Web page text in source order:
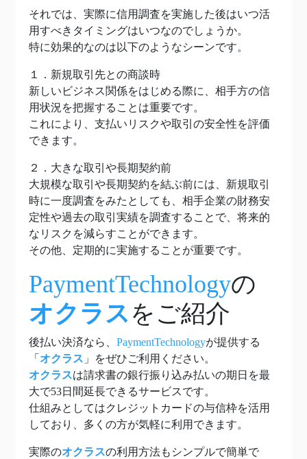
それでは、実際に信用調査を実施した後はいつ活
用すべきタイミングはいつなのでしょうか。
特に効果的なのは以下のようなシーンです。
１．新規取引先との商談時
新しいビジネス関係をはじめる際に、相手方の信
用状況を把握することは重要です。
これにより、支払いリスクや取引の安全性を評価
できます。
２．大きな取引や長期契約前
大規模な取引や長期契約を結ぶ前には、新規取引
時に一度調査をみたとしても、相手企業の財務安
定性や過去の取引実績を調査することで、将来的
なリスクを減らすことができます。
その他、定期的に実施することが重要です。
PaymentTechnologyの
オクラス をご紹介
後払い決済なら、 PaymentTechnologyが提供する
「 オクラス 」をぜひご利用ください。
オクラスは請求書の銀行振り込み払いの期日を最
大で53日間延長できるサービスです。
仕組みとしてはクレジットカードの与信枠を活用
しており、多くの方が気軽に利用できます。
実際のオクラスの利用方法もシンプルで簡単で